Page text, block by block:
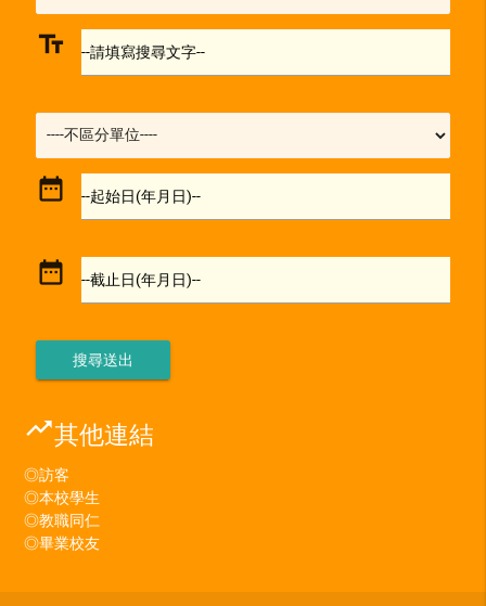
text_fields --請填寫搜尋文字--
date_range --起始日(年月日)--
date_range --截止日(年月日)--
trending_up其他連結
◎訪客
◎本校學生
◎教職同仁
◎畢業校友